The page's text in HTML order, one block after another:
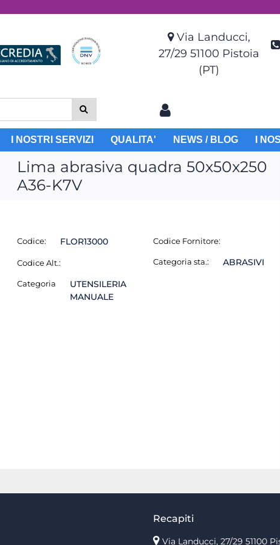
Via Landucci,
27/29 51100 Pistoia
(PT)
I NOSTRI SERVIZI QUALITA' NEWS / BLOG I
Lima abrasiva quadra 50x50x250
A36-K7V
Codice: FLOR13000
Codice Alt.:
Categoria
UTENSILERIA
MANUALE
Codice Fornitore:
Categoria sta.: ABRASIVI
Recapiti
Via Landucci, 27/29 51100